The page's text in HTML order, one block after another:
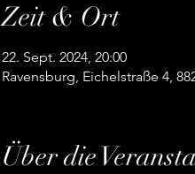
Zeit & Ort
22. Sept. 2024, 20:00
Ravensburg, Eichelstraße 4,
Über die